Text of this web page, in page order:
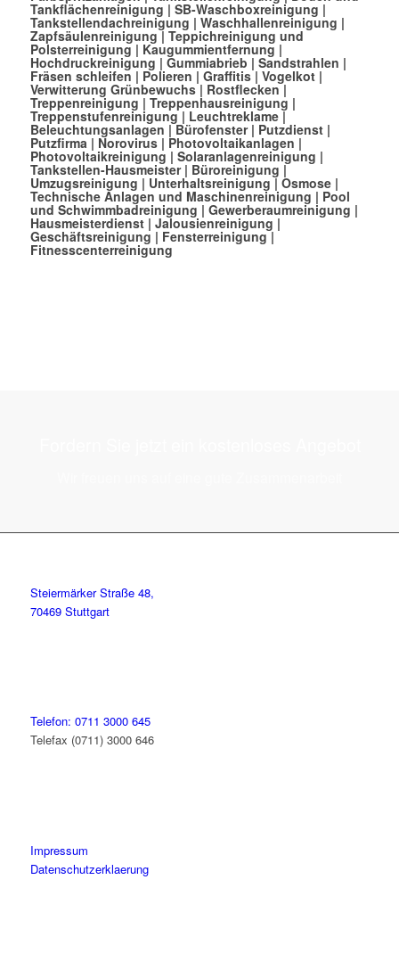
Tankflächenreinigung | SB-Waschboxreinigung |
Tankstellendachreinigung | Waschhallenreinigung |
Zapfsäulenreinigung| Teppichreinigung und
Polsterreinigung| Kaugummientfernung|
Hochdruckreinigung | Gummiabrieb | Sandstrahlen |
Fräsen schleifen | Polieren | Graffitis| Vogelkot|
Verwitterung Grünbewuchs| Rostflecken|
Treppenreinigung | Treppenhausreinigung |
Treppenstufenreinigung| Leuchtreklame|
Beleuchtungsanlagen |Bürofenster| Putzdienst|
Putzfirma | Norovirus| Photovoltaikanlagen |
Photovoltaikreinigung | Solaranlagenreinigung |
Tankstellen-Hausmeister| Büroreinigung |
Umzugsreinigung | Unterhaltsreinigung|Osmose|
Technische Anlagen und Maschinenreinigung | Pool
und Schwimmbadreinigung | Gewerberaumreinigung |
Hausmeisterdienst| Jalousienreinigung |
Geschäftsreinigung | Fensterreinigung|
Fitnesscenterreinigung
Steiermärker Straße 48,
70469 Stuttgart
Telefon: 0711 3000 645
Telefax (0711) 3000 646
Impressum
Datenschutzerklaerung